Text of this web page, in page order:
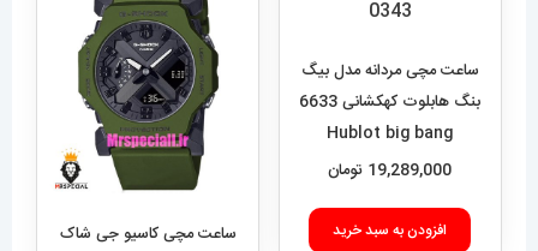
ساعت مچی مردانه مدل بیگ
بنگ هابلوت کهکشانی 6633
Hublot big bang
19,289,000 تومان
افزودن به سبد خرید
ساعت مچی کاسیو جی شاک